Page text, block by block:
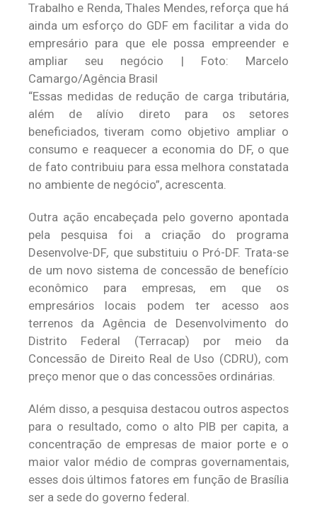
Trabalho e Renda, Thales Mendes, reforça que há
ainda um esforço do GDF em facilitar a vida do
empresário para que ele possa empreender e
ampliar seu negócio | Foto: Marcelo
Camargo/Agência Brasil
“Essas medidas de redução de carga tributária,
além de alívio direto para os setores
beneficiados, tiveram como objetivo ampliar o
consumo e reaquecer a economia do DF, o que
de fato contribuiu para essa melhora constatada
no ambiente de negócio”, acrescenta.
Outra ação encabeçada pelo governo apontada
pela pesquisa foi a criação do programa
Desenvolve-DF, que substituiu o Pró-DF. Trata-se
de um novo sistema de concessão de benefício
econômico para empresas, em que os
empresários locais podem ter acesso aos
terrenos da Agência de Desenvolvimento do
Distrito Federal (Terracap) por meio da
Concessão de Direito Real de Uso (CDRU), com
preço menor que o das concessões ordinárias.
Além disso, a pesquisa destacou outros aspectos
para o resultado, como o alto PIB per capita, a
concentração de empresas de maior porte e o
maior valor médio de compras governamentais,
esses dois últimos fatores em função de Brasília
ser a sede do governo federal.